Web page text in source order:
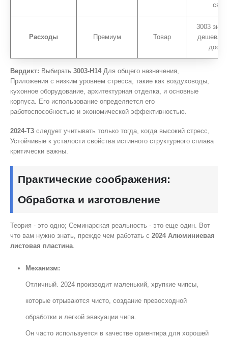
Расходы Премиум Товар
3003
дешевле
Вердикт: Выбирать 3003-H14 Для общего назначения,
Приложения с низким уровнем стресса, такие как воздуховоды,
кухонное оборудование, архитектурная отделка, и основные
корпуса. Его использование определяется его
работоспособностью и экономической эффективностью.
2024-T3 следует учитывать только тогда, когда высокий стресс,
Устойчивые к усталости свойства истинного структурного сплава
критически важны.
Практические соображения:
Обработка и изготовление
Теория - это одно; Семинарская реальность - это еще один. Вот
что вам нужно знать, прежде чем работать с 2024 Алюминиевая
листовая пластина
Механизм:
Отличный. 2024 производит маленький, хрупкие чипсы,
которые отрываются чисто, создание превосходной
обработки и легкой эвакуации чипа.
Он часто используется в качестве ориентира для хорошей